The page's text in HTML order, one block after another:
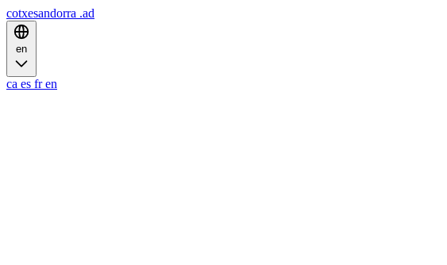
cotxesandorra .ad
en
ca es fr en